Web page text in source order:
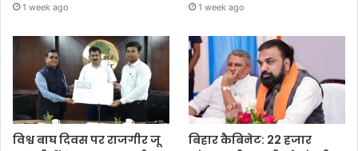
1 week ago 1 week ago
विश्व बाघ दिवस पर राजगीर जू
बिहार कैबिनेट: 22 हजार